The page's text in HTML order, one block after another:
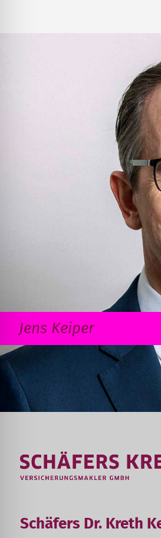
Jens Keiper
Schäfers Dr. Kreth